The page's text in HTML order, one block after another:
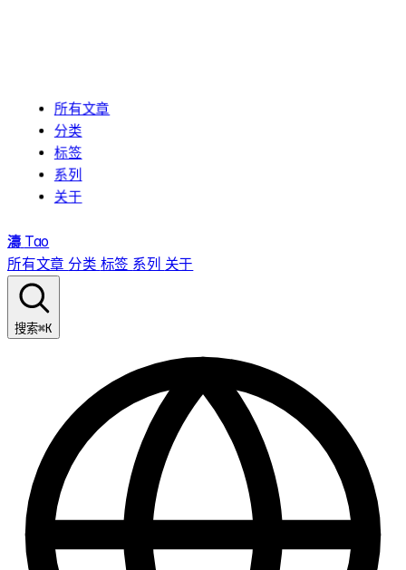
所有文章
分类
标签
系列
关于
濤 Tao
所有文章 分类 标签 系列 关于
搜索⌘K